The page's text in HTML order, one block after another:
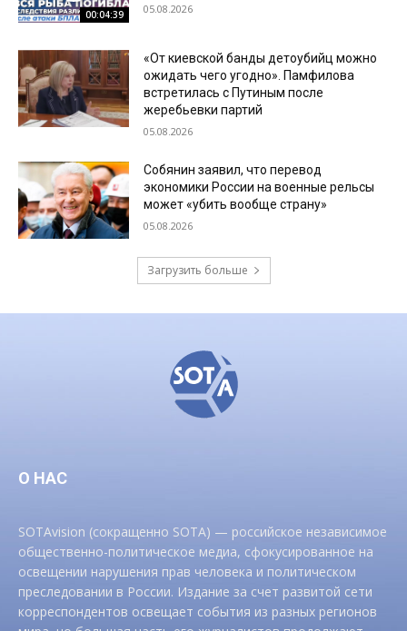
00:04:39 05.08.2026
«От киевской банды детоубийц можно
ожидать чего угодно». Памфилова
встретилась с Путиным после
жеребьевки партий
05.08.2026
Собянин заявил, что перевод
экономики России на военные рельсы
может «убить вообще страну»
05.08.2026
Загрузить больше
О НАС
SOTAvision (сокращенно SOTA) — российское независимое
общественно-политическое медиа, сфокусированное на
освещении нарушения прав человека и политическом
преследовании в России. Издание за счет развитой сети
корреспондентов освещает события из разных регионов